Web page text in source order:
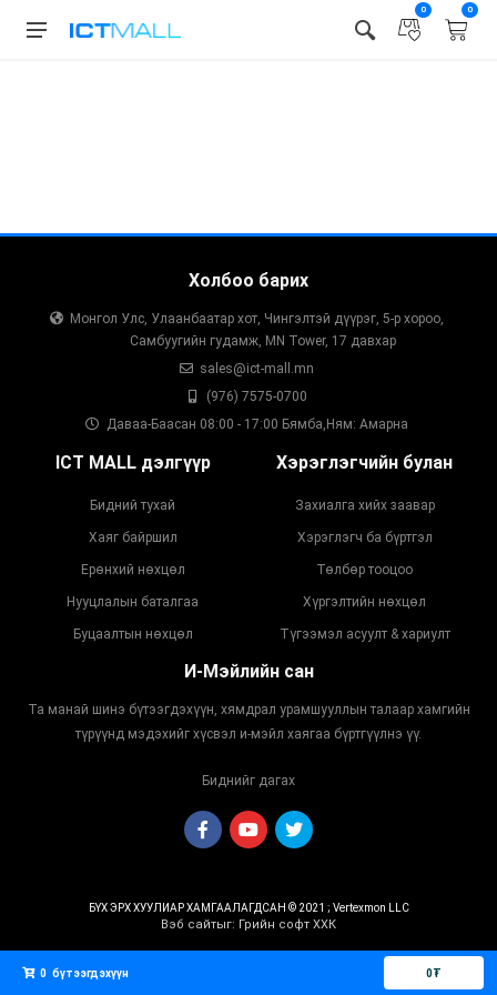
0 0
Холбоо барих
Монгол Улс, Улаанбаатар хот, Чингэлтэй дүүрэг, 5-р хороо,
Самбуугийн гудамж, MN Tower, 17 давхар
sales@ict-mall.mn
(976) 7575-0700
Даваа-Баасан 08:00 - 17:00 Бямба,Ням: Амарна
ICT MALL дэлгүүр
Бидний тухай
Хаяг байршил
Ерөнхий нөхцөл
Нууцлалын баталгаа
Буцаалтын нөхцөл
Хэрэглэгчийн булан
Захиалга хийх заавар
Хэрэглэгч ба бүртгэл
Төлбөр тооцоо
Хүргэлтийн нөхцөл
Түгээмэл асуулт & хариулт
И-Мэйлийн сан
Та манай шинэ бүтээгдэхүүн, хямдрал урамшууллын талаар хамгийн
түрүүнд мэдэхийг хүсвэл и-мэйл хаягаа бүртгүүлнэ үү.
Биднийг дагах
БҮХ ЭРХ ХУУЛИАР ХАМГААЛАГДСАН © 2021 ; Vertexmon LLC
Вэб сайтыг: Грийн софт ХХК
0 бүтээгдэхүүн 0₮